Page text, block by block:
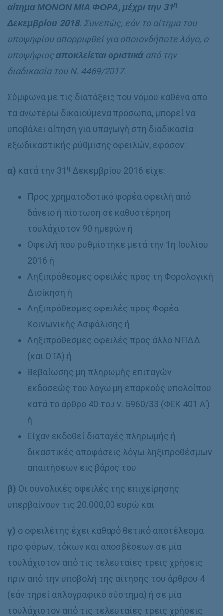
αίτημα ΜΟΝΟΝ ΜΙΑ ΦΟΡΑ, μέχρι την 31η
Δεκεμβρίου 2018. Συνεπώς, εάν το αίτημα του
υποψηφίου απορριφθεί για οποιονδήποτε λόγο, ο
υποψήφιος αποκλείεται οριστικά από την
διαδικασία του Ν. 4469/2017.
Σύμφωνα με τις διατάξεις του νόμου καθένα από
τα ανωτέρω δικαιούμενα πρόσωπα, μπορεί να
υποβάλει αίτηση για υπαγωγή στη διαδικασία
εξωδικαστικής ρύθμισης οφειλών, εφόσον:
α) κατά την 31 η Δεκεμβρίου 2016 είχε:
Προς χρηματοδοτικό φορέα οφειλή από
δάνειο ή πίστωση σε καθυστέρηση
τουλάχιστον 90 ημερών ή
Οφειλή που ρυθμίστηκε μετά την 1η Ιουλίου
2016 ή
Ληξιπρόθεσμες οφειλές προς τη Φορολογική
Διοίκηση ή
Ληξιπρόθεσμες οφειλές προς Φορέα
Κοινωνικής Ασφάλισης ή
Ληξιπρόθεσμες οφειλές προς άλλο ΝΠΔΔ
(και ΟΤΑ) ή
Βεβαίωσης μη πληρωμής επιταγών
εκδόσεώς του λόγω μη επαρκούς υπολοίπου
κατά το άρθρο 40 του ν. 5960/33 (ΦΕΚ 401 Α’)
ή
Είχαν εκδοθεί διαταγές πληρωμής ή
δικαστικές αποφάσεις λόγω ληξιπροθέσμων
απαιτήσεων εις βάρος του
β) Οι συνολικές οφειλές της επιχείρησης
υπερβαίνουν τις 20.000,00 ευρώ και
γ) ο οφειλέτης έχει καθαρό θετικό αποτέλεσμα
προ φόρων, τόκων και αποσβέσεων σε μία
τουλάχιστον από τις τελευταίες τρεις χρήσεις
πριν από την υποβολή της αίτησης του άρθρου 4
(εάν τηρεί απλογραφικό σύστημα) ή σε μία
τουλάχιστον από τις τελευταίες τρεις χρήσεις